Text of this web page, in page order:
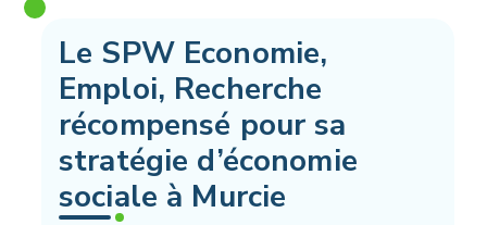
Le SPW Economie,
Emploi, Recherche
récompensé pour sa
stratégie d’économie
sociale à Murcie